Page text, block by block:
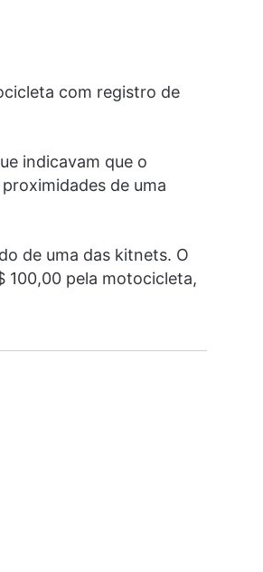
com registro de
indicavam que o
de uma
de uma das kitnets. O
100,00 pela motocicleta,